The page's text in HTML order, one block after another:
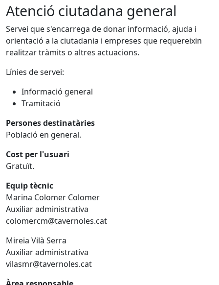
Atenció ciutadana general
Servei que s'encarrega de donar informació, ajuda i
orientació a la ciutadania i empreses que requereixin
realitzar tràmits o altres actuacions.
Línies de servei:
Informació general
Tramitació
Persones destinatàries
Població en general.
Cost per l'usuari
Gratuït.
Equip tècnic
Marina Colomer Colomer
Auxiliar administrativa
colomercm@tavernoles.cat
Mireia Vilà Serra
Auxiliar administrativa
vilasmr@tavernoles.cat